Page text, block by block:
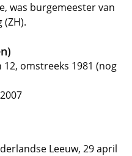
was burgemeester van
(ZH).
omstreeks 1981 (nog
Leeuw, 29 april